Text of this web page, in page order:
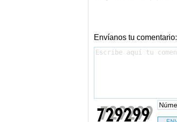
Envíanos tu comentario: